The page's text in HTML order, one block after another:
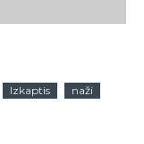
Izkaptis
naži